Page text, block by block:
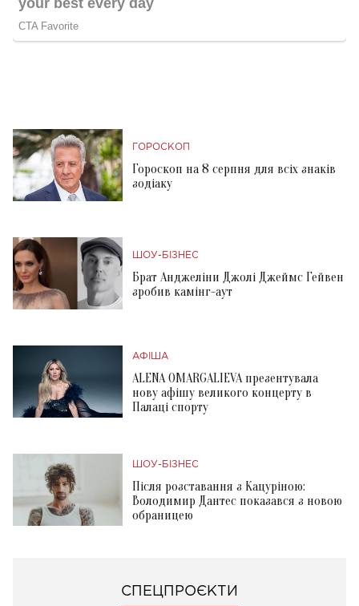
ГОРОСКОП
Гороскоп на 8 серпня для всіх знаків
зодіаку
ШОУ-БІЗНЕС
Брат Анджеліни Джолі Джеймс Гейвен
зробив камінг-аут
АФІША
ALENA OMARGALIEVA презентувала
нову афішу великого концерту в
Палаці спорту
ШОУ-БІЗНЕС
Після розставання з Кацуріною:
Володимир Дантес показався з новою
обраницею
СПЕЦПРОЄКТИ